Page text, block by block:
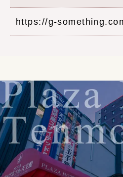
https://g-